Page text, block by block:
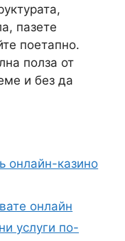
пазете
поетапно.
полза от
и без да
онлайн-казино
онлайн
услуги по-